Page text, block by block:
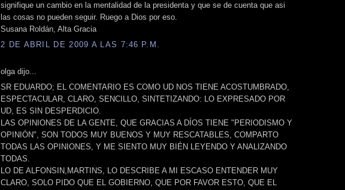
signifique un cambio en la mentalidad de la presidenta y que se de cuenta que asi
las cosas no pueden seguir. Ruego a Dios por eso.
Susana Roldán, Alta Gracia
2 DE ABRIL DE 2009 A LAS 7:46 P.M.
olga dijo...
SR EDUARDO; EL COMENTARIO ES COMO UD NOS TIENE ACOSTUMBRADO,
ESPECTACULAR, CLARO, SENCILLO, SINTETIZANDO: LO EXPRESADO POR
UD, ES SIN DESPERDICIO.
LAS OPINIONES DE LA GENTE, QUE GRACIAS A DÍOS TIENE "PERIODISMO Y
OPINIÓN", SON TODOS MUY BUENOS Y MUY RESCATABLES, COMPARTO
TODAS LAS OPINIONES, Y ME SIENTO MUY BIÉN LEYENDO Y ANALIZANDO
TODAS.
LO DE ALFONSIN,MARTINS, LO DESCRIBE A MI ESCASO ENTENDER MUY
CLARO, SOLO PIDO QUE EL GOBIERNO, QUE POR FAVOR ESTO, QUE EL